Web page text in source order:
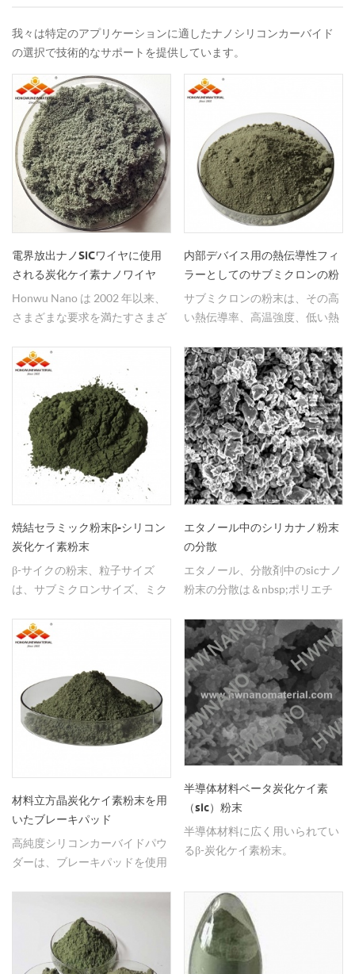
我々は特定のアプリケーションに適したナノシリコンカーバイド
の選択で技術的なサポートを提供しています。
電界放出ナノSiCワイヤに使用
される炭化ケイ素ナノワイヤ
Honwu Nano は 2002 年以来、
さまざまな要求を満たすさまざ
元ウィスカー、ナノワイヤなど
のナノ炭化ケイ素材料を製造、
供給してきました。バッチ生産
材料として良好で安定した品
質。
内部デバイス用の熱伝導性フィ
ラーとしてのサブミクロンの粉
末。
サブミクロンの粉末は、その高
い熱伝導率、高温強度、低い熱
および半導体として機能する能
力によって特徴付けられます。
焼結セラミック粉末β-シリコン
炭化ケイ素粉末
β-サイクの粉末、粒子サイズ
は、サブミクロンサイズ、ミク
イズ、焼結セラミック粉末とし
て広く使用されています。
エタノール中のシリカナノ粉末
の分散
エタノール、分散剤中のsicナノ
粉末の分散は＆nbsp;ポリエチ
材料立方晶炭化ケイ素粉末を用
いたブレーキパッド
高純度シリコンカーバイドパウ
ダーは、ブレーキパッドを使用
半導体材料ベータ炭化ケイ素
（sic）粉末
半導体材料に広く用いられてい
るβ-炭化ケイ素粉末。